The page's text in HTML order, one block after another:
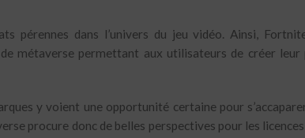
pérennes dans l’univers du jeu vidéo. Ainsi,
métaverse permettant aux utilisateurs de créer
y voient une opportunité certaine pour
procure donc de belles perspectives pour les